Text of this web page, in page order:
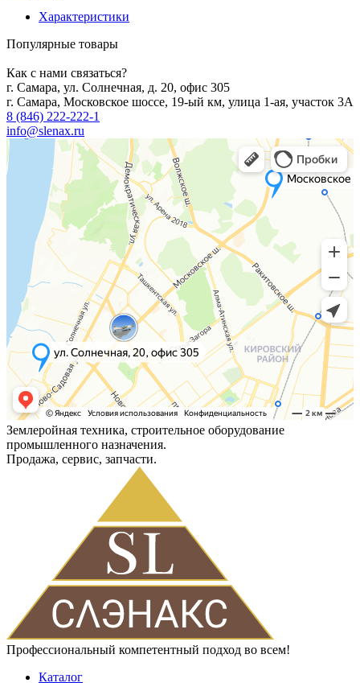
Характеристики
Популярные товары
Как с нами связаться?
г. Самара, ул. Солнечная, д. 20, офис 305
г. Самара, Московское шоссе, 19-ый км, улица 1-ая, участок 3А
8 (846) 222-222-1
info@slenax.ru
Землеройная техника, строительное оборудование
промышленного назначения.
Продажа, сервис, запчасти.
Профессиональный компетентный подход во всем!
Каталог